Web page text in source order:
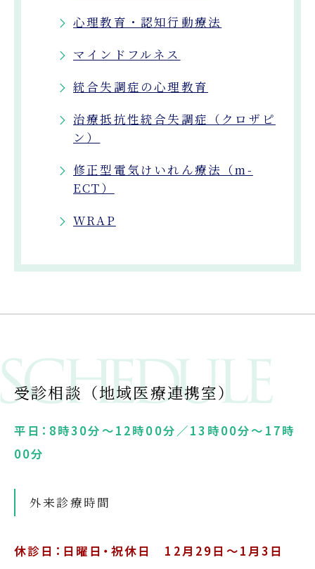
心理教育・認知行動療法
マインドフルネス
統合失調症の心理教育
治療抵抗性統合失調症（クロザピ
ン）
修正型電気けいれん療法（m-
ECT）
WRAP
受診相談（地域医療連携室）
平日：8時30分～12時00分／13時00分～17時
00分
外来診療時間
休診日：日曜日・祝休日 12月29日～1月3日